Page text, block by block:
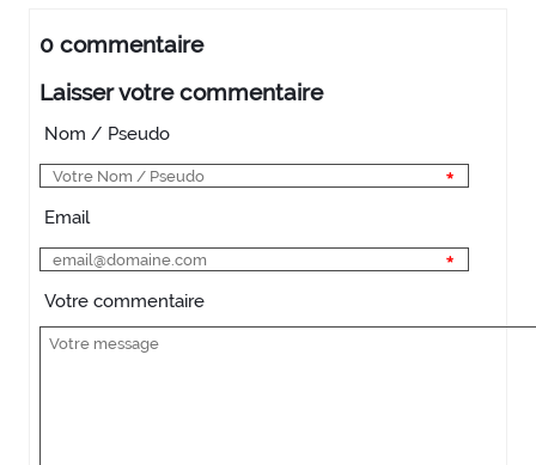
0 commentaire
Laisser votre commentaire
Nom / Pseudo
Email
Votre commentaire